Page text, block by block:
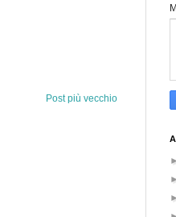
Post più vecchio